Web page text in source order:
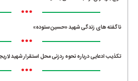
•••
ناگفته های زندگی شهید «حسین ستوده»
•••
تکذیب ادعایی درباره نحوه ردزنی محل استقرار شهید
•••